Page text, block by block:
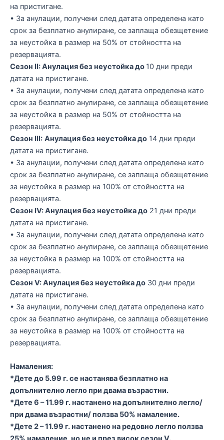
на пристигане.
• За анулации, получени след датата определена като
срок за безплатно анулиране, се заплаща обезщетение
за неустойка в размер на 50% от стойността на
резервацията.
Сезон II: Анулация без неустойка до 10 дни преди
датата на пристигане.
• За анулации, получени след датата определена като
срок за безплатно анулиране, се заплаща обезщетение
за неустойка в размер на 50% от стойността на
резервацията.
Сезон III: Анулация без неустойка до 14 дни преди
датата на пристигане.
• За анулации, получени след датата определена като
срок за безплатно анулиране, се заплаща обезщетение
за неустойка в размер на 100% от стойността на
резервацията.
Сезон IV: Анулация без неустойка до 21 дни преди
датата на пристигане.
• За анулации, получени след датата определена като
срок за безплатно анулиране, се заплаща обезщетение
за неустойка в размер на 100% от стойността на
резервацията.
Сезон V: Анулация без неустойка до 30 дни преди
датата на пристигане.
• За анулации, получени след датата определена като
срок за безплатно анулиране, се заплаща обезщетение
за неустойка в размер на 100% от стойността на
резервацията.
Намаления:
*Дете до 5.99 г. се настанява безплатно на
допълнително легло при двама възрастни.
*Дете 6 – 11.99 г. настанено на допълнително легло/
при двама възрастни/ ползва 50% намаление.
*Дете 2 – 11.99 г. настанено на редовно легло ползва